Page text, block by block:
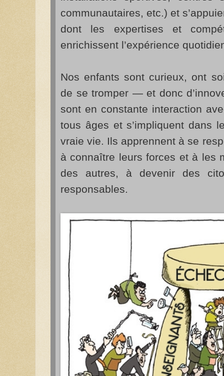
communautaires, etc.) et
dont les expertises et
enrichissent l’expérience
Nos enfants sont curieux, ont
de se tromper — et donc
sont en constante interaction
tous âges et s’impliquent dans
vraie vie. Ils apprennent à se
à connaître leurs forces et à les
des autres, à devenir des
responsables.